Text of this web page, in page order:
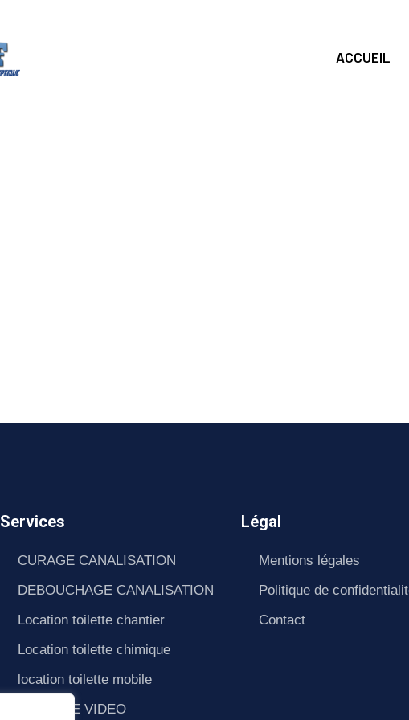
ACCUEIL
Services
CURAGE CANALISATION
DEBOUCHAGE CANALISATION
Location toilette chantier
Location toilette chimique
location toilette mobile
PASSAGE VIDEO
Légal
Mentions légales
Politique de
Contact